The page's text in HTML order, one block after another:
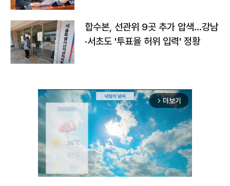
합수본, 선관위 9곳 추가 압색…강남
·서초도 '투표율 허위 입력' 정황
arrow_forward_ios 더보기